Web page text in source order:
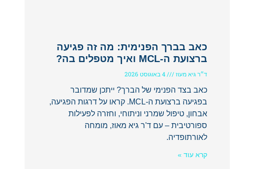
כאב בברך הפנימית: מה זה פגיעה
ברצועת ה-MCL ואיך מטפלים בה?
ד״ר גיא מעוז
כאב בצד הפנימי של הברך? ייתכן שמדובר
בפגיעה ברצועת ה-MCL. קראו על דרגות הפגיעה,
אבחון, טיפול שמרני וניתוחי, וחזרה לפעילות
ספורטיבית – עם ד'ר גיא מאוז, מומחה
לאורתופדיה.
קרא עוד »